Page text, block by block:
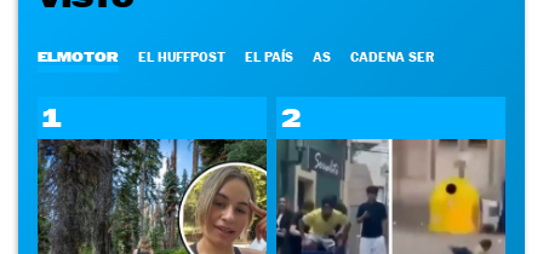
ELMOTOR EL HUFFPOST EL PAÍS AS CADENA SER
1 2